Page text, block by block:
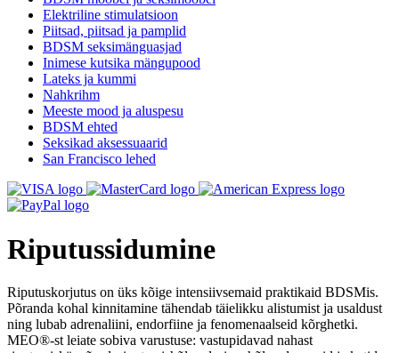
Elektriline stimulatsioon
Piitsad, piitsad ja pamplid
BDSM seksimänguasjad
Inimese kutsika mängupood
Lateks ja kummi
Nahkrihm
Meeste mood ja aluspesu
BDSM ehted
Seksikad aksessuaarid
San Francisco lehed
Riputussidumine
Riputuskorjutus on üks kõige intensiivsemaid praktikaid BDSMis.
Põranda kohal kinnitamine tähendab täielikku alistumist ja usaldust
ning lubab adrenaliini, endorfiine ja fenomenaalseid kõrghetki.
MEO®-st leiate sobiva varustuse: vastupidavad nahast